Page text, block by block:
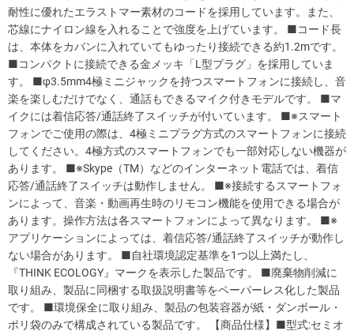
耐性に優れたエラストマー素材のコードを採用しています。また、
芯線にナイロン線を入れることで強度を上げています。 ■コード長
は、本体をカバンに入れていてもゆったり接続できる約1.2mです。
■コンパクトに接続できる金メッキ「L型プラグ」を採用していま
す。 ■φ3.5mm4極ミニジャックを持つスマートフォンに接続し、音
楽を楽しむだけでなく、通話もできるマイク付きモデルです。 ■マ
イクには着信応答/通話終了スイッチが付いています。 ■※スマート
フォンでご使用の際は、4極ミニプラグ方式のスマートフォンに接続
してください。4極方式のスマートフォンでも一部対応しない機器が
あります。 ■※Skype（TM）などのインターネット電話では、着信
応答/通話終了スイッチは動作しません。 ■※接続するスマートフォ
ンによって、音楽・動画再生時のリモコン機能を使用できる場合が
あります。操作方法は各スマートフォンによって異なります。 ■※
アプリケーションによっては、着信応答/通話終了スイッチが動作し
ない場合があります。 ■自社環境認定基準を1つ以上満たし、
『THINK ECOLOGY』マークを表示した製品です。 ■廃棄物削減に
取り組み、製品に同梱する取扱説明書等をペーパーレス化した製品
です。 ■環境保全に取り組み、製品の包装容器が紙・ダンボール・
ポリ袋のみで構成されている製品です。 【商品仕様】■型式:セミオ